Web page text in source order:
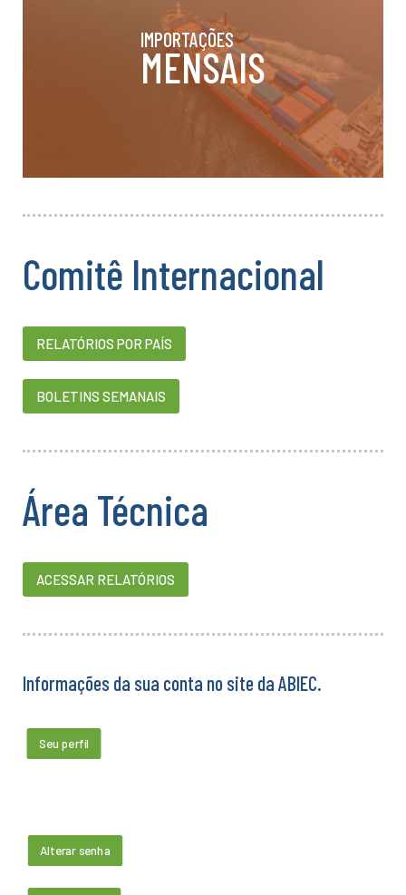
IMPORTAÇÕES
MENSAIS
Comitê Internacional
RELATÓRIOS POR PAÍS
BOLETINS SEMANAIS
Área Técnica
ACESSAR RELATÓRIOS
Informações da sua conta no site da ABIEC.
Seu perfil
Alterar senha